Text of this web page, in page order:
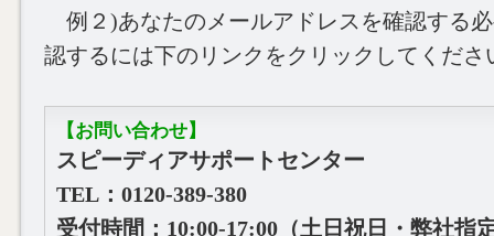
例２)あなたのメールアドレスを確認する
認するには下のリンクをクリックしてくださ
【お問い合わせ】
スピーディアサポートセンター
TEL：0120-389-380
受付時間：10:00‐17:00（土日祝日・弊社指